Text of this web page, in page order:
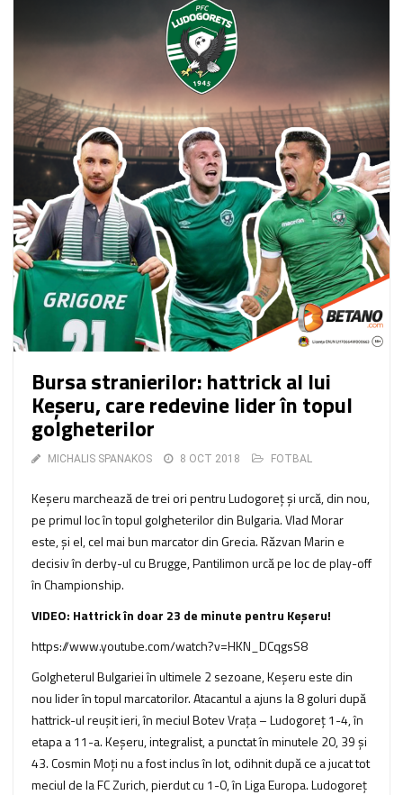
Bursa stranierilor: hattrick al lui
Keșeru, care redevine lider în topul
golgheterilor
MICHALIS SPANAKOS 8 OCT 2018 FOTBAL
Keșeru marchează de trei ori pentru Ludogoreț și urcă, din nou,
pe primul loc în topul golgheterilor din Bulgaria. Vlad Morar
este, și el, cel mai bun marcator din Grecia. Răzvan Marin e
decisiv în derby-ul cu Brugge, Pantilimon urcă pe loc de play-off
în Championship.
VIDEO: Hattrick în doar 23 de minute pentru Keșeru!
https://www.youtube.com/watch?v=HKN_DCqgsS8
Golgheterul Bulgariei în ultimele 2 sezoane, Keșeru este din
nou lider în topul marcatorilor. Atacantul a ajuns la 8 goluri după
hattrick-ul reușit ieri, în meciul Botev Vrața – Ludogoreț 1-4, în
etapa a 11-a. Keșeru, integralist, a punctat în minutele 20, 39 și
43. Cosmin Moți nu a fost inclus în lot, odihnit după ce a jucat tot
meciul de la FC Zurich, pierdut cu 1-0, în Liga Europa. Ludogoreț